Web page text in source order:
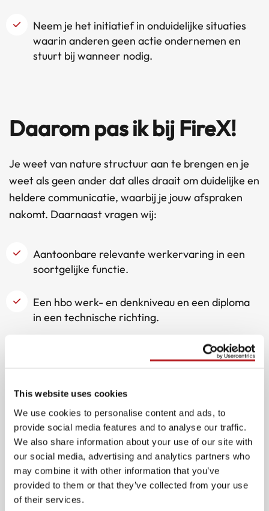
This website uses cookies
We use cookies to personalise content and ads, to
provide social media features and to analyse our traffic.
We also share information about your use of our site with
our social media, advertising and analytics partners who
may combine it with other information that you’ve
provided to them or that they’ve collected from your use
of their services.
Neem je het initiatief in onduidelijke situaties
waarin anderen geen actie ondernemen en
stuurt bij wanneer nodig.
Daarom pas ik bij FireX!
Je weet van nature structuur aan te brengen en je
weet als geen ander dat alles draait om duidelijke en
heldere communicatie, waarbij je jouw afspraken
nakomt. Daarnaast vragen wij:
Aantoonbare relevante werkervaring in een
soortgelijke functie.
Een hbo werk- en denkniveau en een diploma
in een technische richting.
Goede kennis van VBB-systemen en de
processen eromheen is een pré.
Goede beheersing van de Nederlandse en
Engelse taal in woord en geschrift.
In bezit van rijbewijs B.
Bij voorkeur fulltime beschikbaarheid.